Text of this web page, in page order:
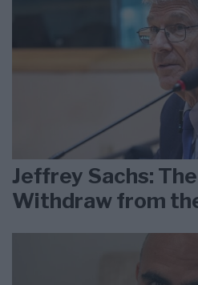
Jeffrey Sachs:
Withdraw from